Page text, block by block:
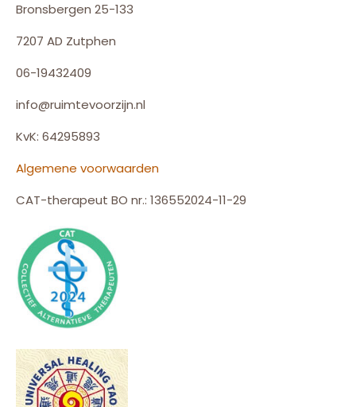
Bronsbergen 25-133
7207 AD Zutphen
06-19432409
info@ruimtevoorzijn.nl
KvK: 64295893
Algemene voorwaarden
CAT-therapeut BO nr.: 136552024-11-29